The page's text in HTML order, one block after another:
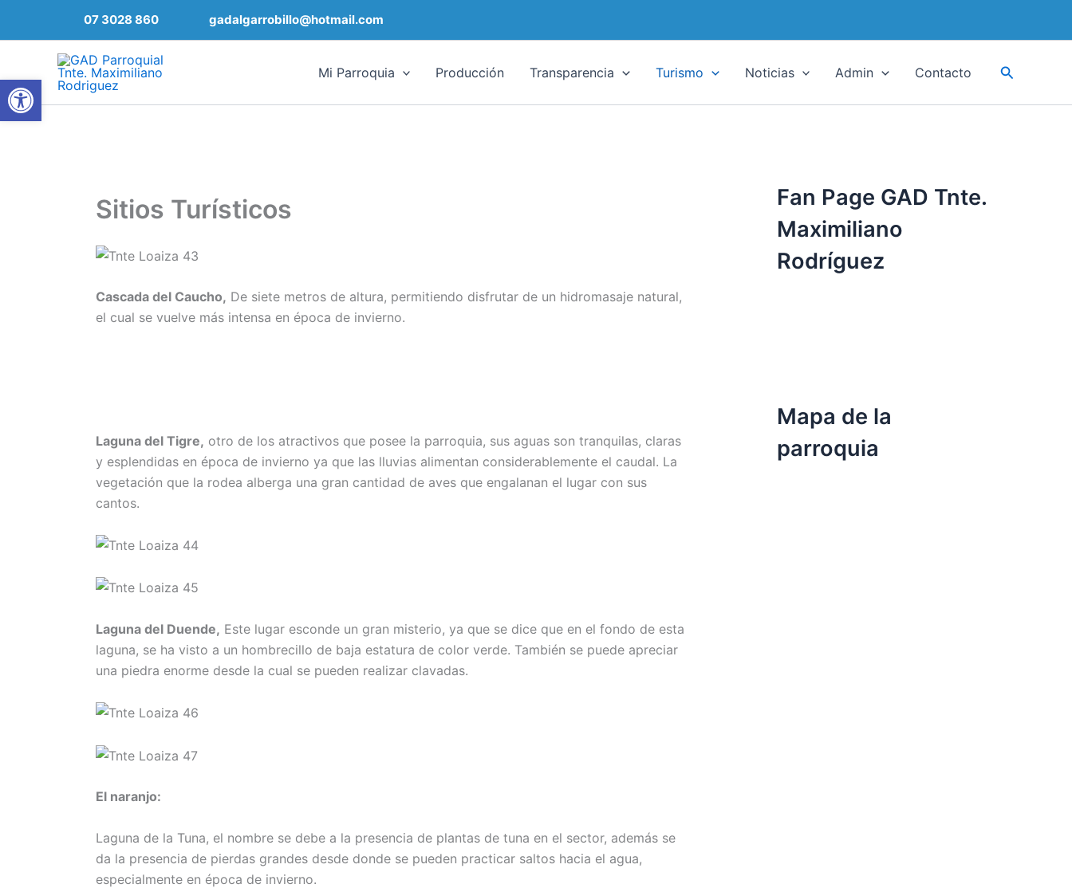
contenido
07 3028 860 gadalgarrobillo@hotmail.com
Mi Parroquia Producción Transparencia Turismo Noticias Admin Contacto Buscar
Sitios Turísticos
Cascada del Caucho, De siete metros de altura, permitiendo disfrutar de un hidromasaje natural,
el cual se vuelve más intensa en época de invierno.
Laguna del Tigre, otro de los atractivos que posee la parroquia, sus aguas son tranquilas, claras
y esplendidas en época de invierno ya que las lluvias alimentan considerablemente el caudal. La
vegetación que la rodea alberga una gran cantidad de aves que engalanan el lugar con sus
cantos.
Laguna del Duende, Este lugar esconde un gran misterio, ya que se dice que en el fondo de esta
laguna, se ha visto a un hombrecillo de baja estatura de color verde. También se puede apreciar
una piedra enorme desde la cual se pueden realizar clavadas.
El naranjo:
Laguna de la Tuna, el nombre se debe a la presencia de plantas de tuna en el sector, además se
da la presencia de pierdas grandes desde donde se pueden practicar saltos hacia el agua,
especialmente en época de invierno.
Fan Page GAD Tnte.
Maximiliano
Rodríguez
Mapa de la
parroquia
Abrir barra de herramientas